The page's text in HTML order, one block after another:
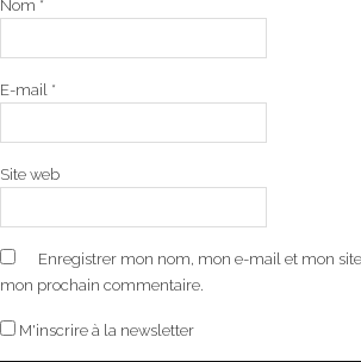
Nom *
E-mail *
Site web
Enregistrer mon nom, mon e-mail et mon
mon prochain commentaire.
M'inscrire à la newsletter